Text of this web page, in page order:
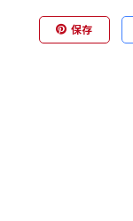
保存